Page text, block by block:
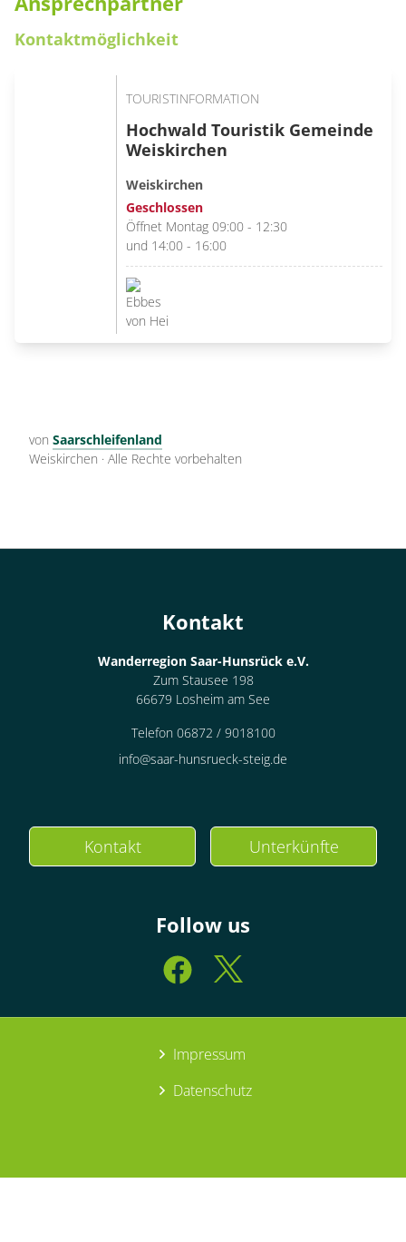
Kontaktmöglichkeit
TOURISTINFORMATION
Hochwald Touristik Gemeinde
Weiskirchen
Weiskirchen
Geschlossen
Öffnet Montag 09:00 - 12:30
und 14:00 - 16:00
von Saarschleifenland
Weiskirchen · Alle Rechte vorbehalten
Kontakt
Wanderregion Saar-Hunsrück e.V.
Zum Stausee 198
66679 Losheim am See
Telefon 06872 / 9018100
info@saar-hunsrueck-steig.de
Kontakt Unterkünfte
Follow us
Impressum
Datenschutz